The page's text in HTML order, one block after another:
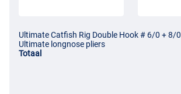
Ultimate Catfish Rig Double Hook # 6/0 + 8/0
Ultimate longnose pliers
Totaal